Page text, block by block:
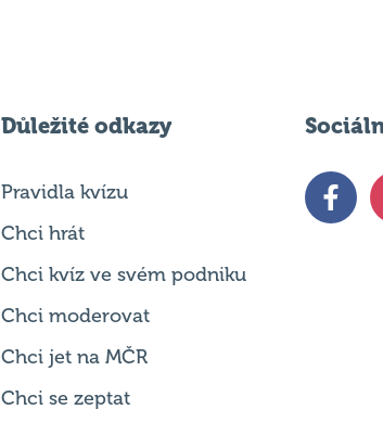
Důležité odkazy
Pravidla kvízu
Chci hrát
Chci kvíz ve svém podniku
Chci moderovat
Chci jet na MČR
Chci se zeptat